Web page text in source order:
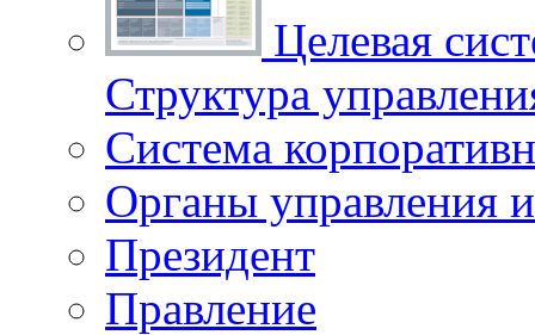
Целевая
Структура
Система
Органы управления
Президент
Правление